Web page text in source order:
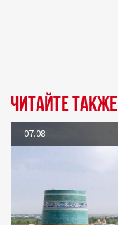
Читайте также
07.08